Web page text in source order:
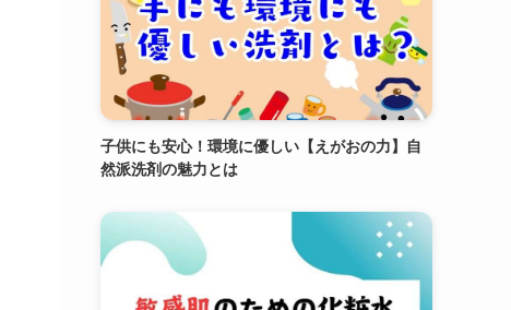
子供にも安心！環境に優しい【えがおの力】自
然派洗剤の魅力とは